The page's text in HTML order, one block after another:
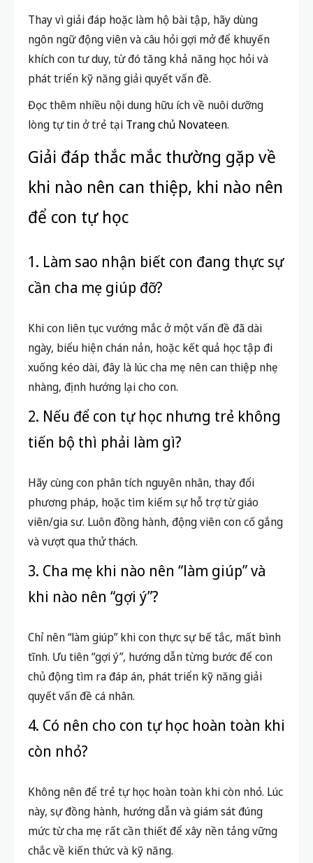
Thay vì giải đáp hoặc làm hộ bài tập, hãy dùng
ngôn ngữ động viên và câu hỏi gợi mở để khuyến
khích con tư duy, từ đó tăng khả năng học hỏi và
phát triển kỹ năng giải quyết vấn đề.
Đọc thêm nhiều nội dung hữu ích về nuôi dưỡng
lòng tự tin ở trẻ tại Trang chủ Novateen.
Giải đáp thắc mắc thường gặp về
khi nào nên can thiệp, khi nào nên
để con tự học
1. Làm sao nhận biết con đang thực sự
cần cha mẹ giúp đỡ?
Khi con liên tục vướng mắc ở một vấn đề đã dài
ngày, biểu hiện chán nản, hoặc kết quả học tập đi
xuống kéo dài, đây là lúc cha mẹ nên can thiệp nhẹ
nhàng, định hướng lại cho con.
2. Nếu để con tự học nhưng trẻ không
tiến bộ thì phải làm gì?
Hãy cùng con phân tích nguyên nhân, thay đổi
phương pháp, hoặc tìm kiếm sự hỗ trợ từ giáo
viên/gia sư. Luôn đồng hành, động viên con cố gắng
và vượt qua thử thách.
3. Cha mẹ khi nào nên “làm giúp” và
khi nào nên “gợi ý”?
Chỉ nên “làm giúp” khi con thực sự bế tắc, mất bình
tĩnh. Ưu tiên “gợi ý”, hướng dẫn từng bước để con
chủ động tìm ra đáp án, phát triển kỹ năng giải
quyết vấn đề cá nhân.
4. Có nên cho con tự học hoàn toàn khi
còn nhỏ?
Không nên để trẻ tự học hoàn toàn khi còn nhỏ. Lúc
này, sự đồng hành, hướng dẫn và giám sát đúng
mức từ cha mẹ rất cần thiết để xây nền tảng vững
chắc về kiến thức và kỹ năng.